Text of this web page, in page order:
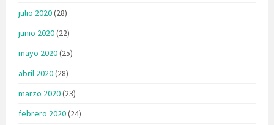
julio 2020(28)
junio 2020(22)
mayo 2020(25)
abril 2020(28)
marzo 2020(23)
febrero 2020(24)